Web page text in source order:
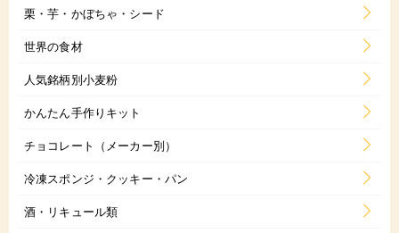
栗・芋・かぼちゃ・シード
世界の食材
人気銘柄別小麦粉
かんたん手作りキット
チョコレート（メーカー別）
冷凍スポンジ・クッキー・パン
酒・リキュール類